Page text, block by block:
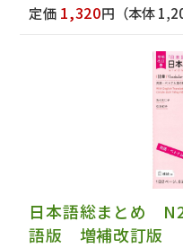
定価 1,320円 （本体
日本語総まとめ
語版 増補改訂版